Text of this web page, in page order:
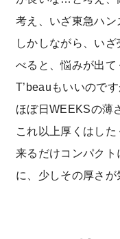
考え、いざ東急ハン
しかしながら、い
べると、悩みが出て
T’beauもいいので
ほぼ日WEEKSの薄
これ以上厚くはし
来るだけコンパク
に、少しその厚さが